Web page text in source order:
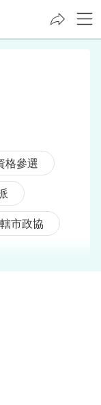
格參選
市政協